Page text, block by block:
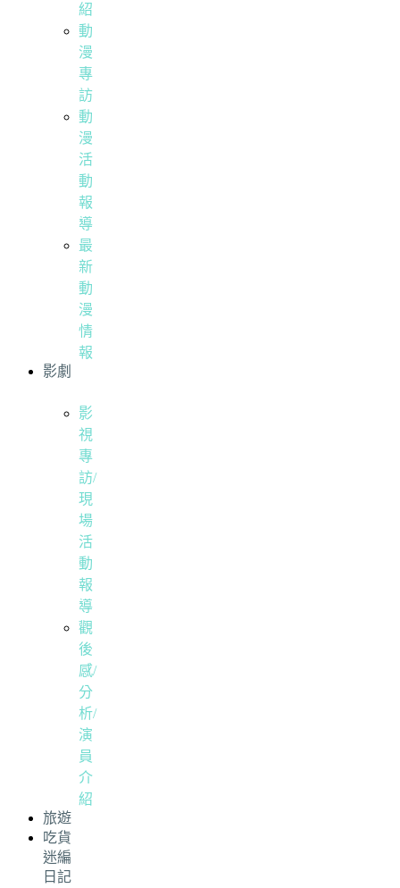
紹
動
漫
專
訪
動
漫
活
動
報
導
最
新
動
漫
情
報
影劇
影
視
專
訪/
現
場
活
動
報
導
觀
後
感/
分
析/
演
員
介
紹
旅遊
吃貨
迷編
日記